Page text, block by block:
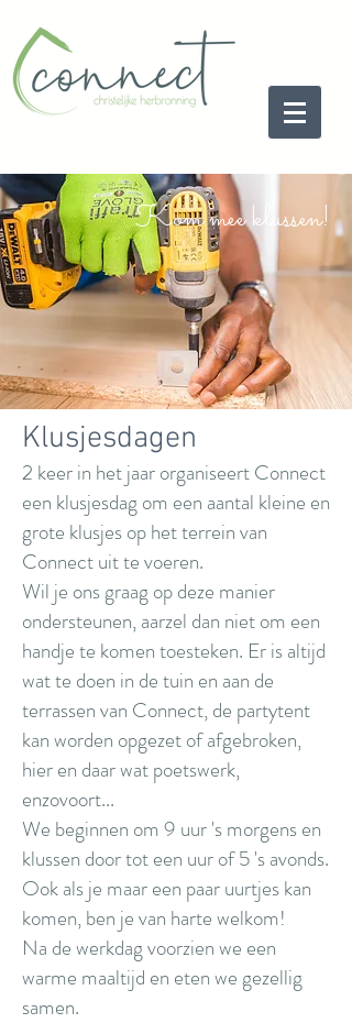
Kom mee klussen!
Klusjesdagen
2 keer in het jaar organiseert Connect
een klusjesdag om een aantal kleine en
grote klusjes op het terrein van
Connect uit te voeren.​
Wil je ons graag op deze manier
ondersteunen, aarzel dan niet om een
handje te komen toesteken. Er is altijd
wat te doen in de tuin en aan de
terrassen van Connect, de partytent
kan worden opgezet of afgebroken,
hier en daar wat poetswerk,
enzovoort...
We beginnen om 9 uur 's morgens en
klussen door tot een uur of 5 's avonds.
Ook als je maar een paar uurtjes kan
komen, ben je van harte welkom!
Na de werkdag voorzien we een
warme maaltijd en eten we gezellig
samen.